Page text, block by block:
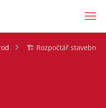
🏗️ Rozpočtář